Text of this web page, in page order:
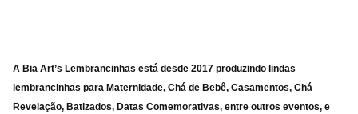
A Bia Art’s Lembrancinhas está desde 2017 produzindo lindas
lembrancinhas para Maternidade, Chá de Bebê, Casamentos, Chá
Revelação, Batizados, Datas Comemorativas, entre outros eventos, e